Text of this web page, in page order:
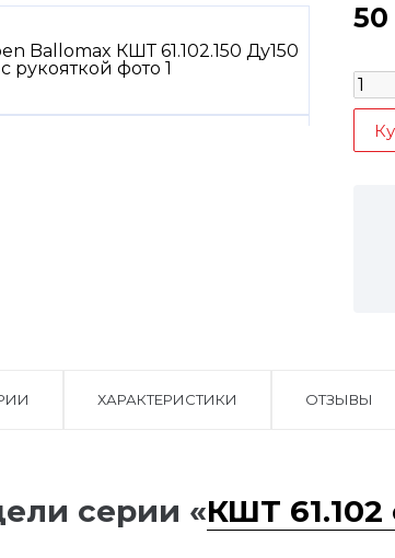
50
ХАРАКТЕРИСТИКИ ОТЗЫВЫ
серии «КШТ 61.102